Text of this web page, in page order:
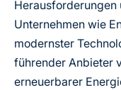
Herausforderungen
Unternehmen wie
modernster
führender Anbieter
erneuerbarer